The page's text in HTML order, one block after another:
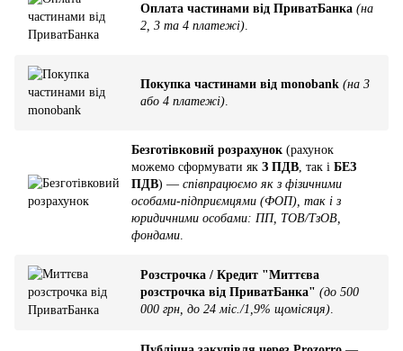
Оплата частинами від ПриватБанка (на
2, 3 та 4 платежі)
Покупка частинами від monobank (на 3
або 4 платежі)
Безготівковий розрахунок (рахунок
можемо сформувати як З ПДВ , так і БЕЗ
ПДВ) — співпрацюємо як з фізичними
особами-підприємцями (ФОП), так і з
юридичними особами: ПП, ТОВ/ТзОВ,
фондами
Розстрочка / Кредит "Миттєва
розстрочка від ПриватБанка" (до 500
000 грн, до 24 міс./1,9% щомісяця).